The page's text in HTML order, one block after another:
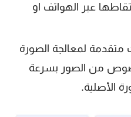
عبر الهواتف او
متقدمة لمعالجة الصورة
من الصور بسرعة
الأصلية.